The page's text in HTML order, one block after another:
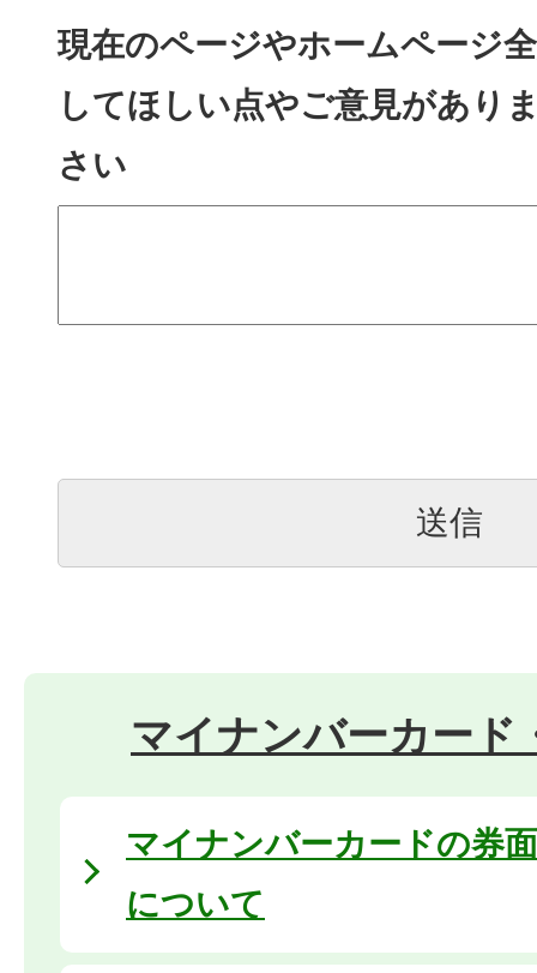
現在のページやホームページ
してほしい点やご意見があり
さい
マイナンバーカード
マイナンバーカードの券
について